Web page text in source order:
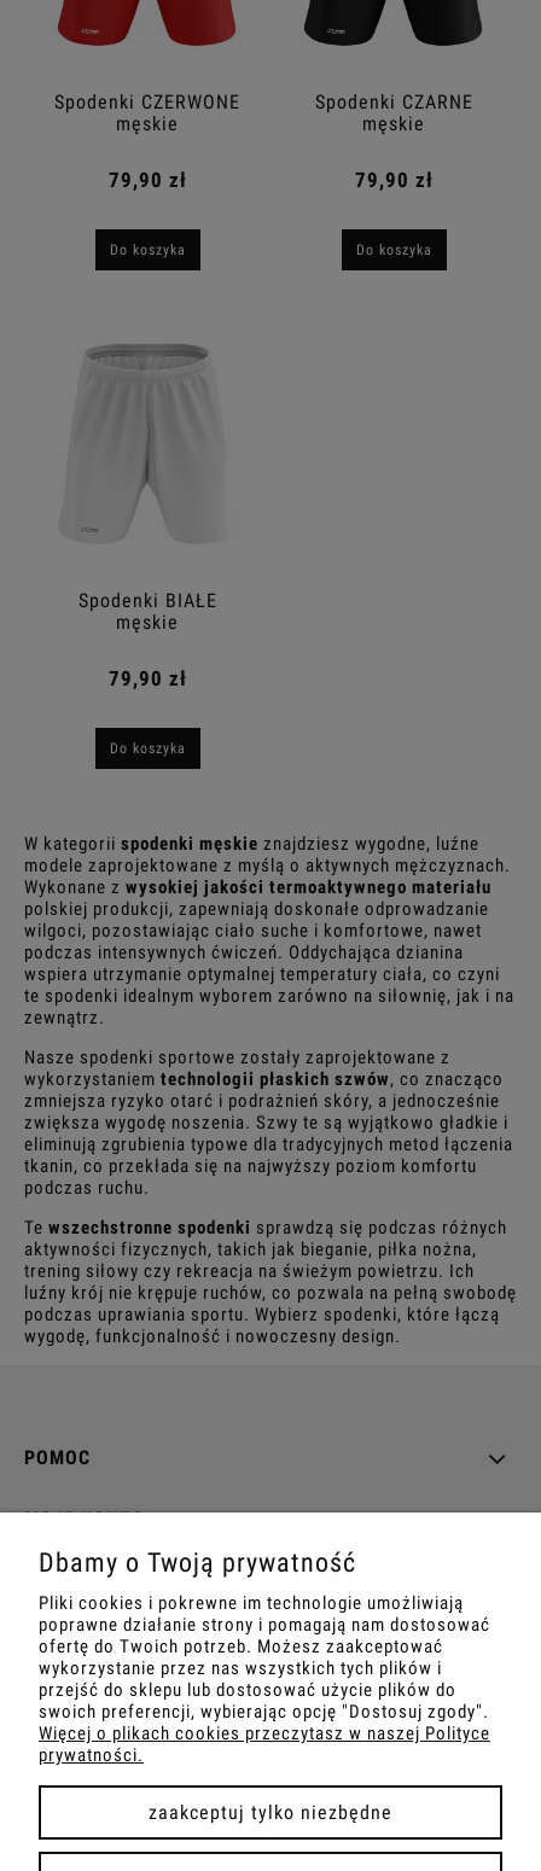
Spodenki CZERWONE
męskie
79,90 zł
Do koszyka
Spodenki CZARNE
męskie
79,90 zł
Do koszyka
Spodenki BIAŁE
męskie
79,90 zł
Do koszyka
W kategorii spodenki męskie znajdziesz wygodne, luźne
modele zaprojektowane z myślą o aktywnych mężczyznach.
Wykonane z wysokiej jakości termoaktywnego materiału
polskiej produkcji, zapewniają doskonałe odprowadzanie
wilgoci, pozostawiając ciało suche i komfortowe, nawet
podczas intensywnych ćwiczeń. Oddychająca dzianina
wspiera utrzymanie optymalnej temperatury ciała, co czyni
te spodenki idealnym wyborem zarówno na siłownię, jak i na
zewnątrz.
Nasze spodenki sportowe zostały zaprojektowane z
wykorzystaniem technologii płaskich szwów, co znacząco
zmniejsza ryzyko otarć i podrażnień skóry, a jednocześnie
zwiększa wygodę noszenia. Szwy te są wyjątkowo gładkie i
eliminują zgrubienia typowe dla tradycyjnych metod łączenia
tkanin, co przekłada się na najwyższy poziom komfortu
podczas ruchu.
Te wszechstronne spodenki sprawdzą się podczas różnych
aktywności fizycznych, takich jak bieganie, piłka nożna,
trening siłowy czy rekreacja na świeżym powietrzu. Ich
luźny krój nie krępuje ruchów, co pozwala na pełną swobodę
podczas uprawiania sportu. Wybierz spodenki, które łączą
wygodę, funkcjonalność i nowoczesny design.
POMOC
MOJE KONTO
PŁATNOŚCI I DOSTAWA
INFORMACJE
O NAS
pokaż pełną wersję strony
Dbamy o Twoją prywatność
Pliki cookies i pokrewne im technologie umożliwiają
poprawne działanie strony i pomagają nam dostosować
ofertę do Twoich potrzeb. Możesz zaakceptować
wykorzystanie przez nas wszystkich tych plików i
przejść do sklepu lub dostosować użycie plików do
swoich preferencji, wybierając opcję "Dostosuj zgody".
Więcej o plikach cookies przeczytasz w naszej Polityce
prywatności.
zaakceptuj tylko niezbędne